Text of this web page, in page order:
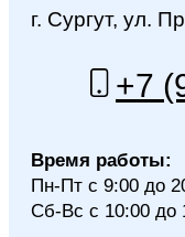
г. Сургут, ул.
+7
Время работы:
Пн-Пт с 9:00 до
Сб-Вс с 10:00 до